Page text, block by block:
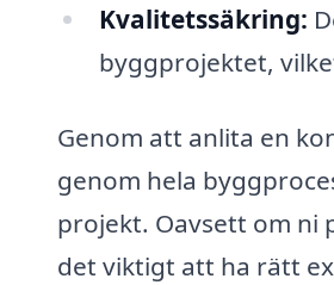
Kvalitetssäkring:
byggprojektet,
Genom att anlita en
genom hela
projekt. Oavsett om ni
det viktigt att ha rätt